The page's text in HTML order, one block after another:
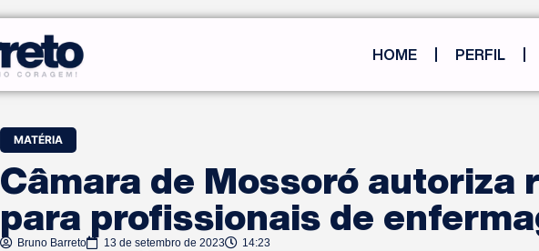
HOME PERFIL
MATÉRIA
Câmara de Mossoró autoriza
para profissionais de
Bruno Barreto 13 de setembro de 2023 14:23